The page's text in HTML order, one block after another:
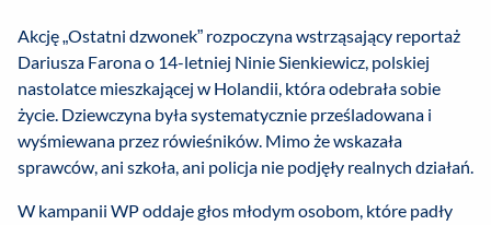
Akcję „Ostatni dzwonek” rozpoczyna wstrząsający reportaż
Dariusza Farona o 14-letniej Ninie Sienkiewicz, polskiej
nastolatce mieszkającej w Holandii, która odebrała sobie
życie. Dziewczyna była systematycznie prześladowana i
wyśmiewana przez rówieśników. Mimo że wskazała
sprawców, ani szkoła, ani policja nie podjęły realnych działań.
W kampanii WP oddaje głos młodym osobom, które padły